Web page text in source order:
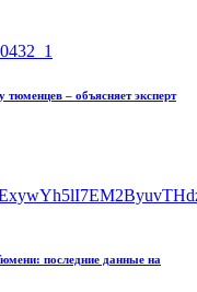
– объясняет эксперт
последние данные на